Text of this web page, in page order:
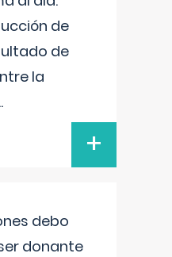
de
de
la
+
debo
donante